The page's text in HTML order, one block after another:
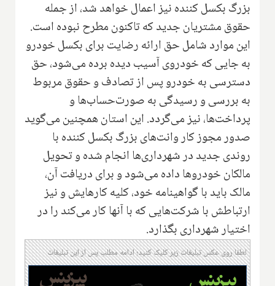
بزرگ بکسل ‌کننده نیز اعمال خواهد شد، از جمله
حقوق مشتریان جدید که تاکنون مطرح نبوده است.
این موارد شامل حق ارائه رضایت برای بکسل خودرو
به جایی که خودروی آسیب دیده برده می‌شود، حق
دسترسی به خودرو پس از تصادف و حقوق مربوط
به بررسی و رسیدگی به صورت‌حساب‌ها و
پرداخت‌ها، نیز می‌گردد. این استان همچنین می‌گوید
صدور مجوز کار وانت‌های بزرگ بکسل کننده با
روندی جدید در شهرداری‌ها انجام شده و تحویل
مالکان خودروها داده می‌شود و برای دریافت آن،
مالک باید با گواهینامه خود، کلیه کارهایش و نیز
ارتباطش با شرکت‌هایی که با آنها کار می‌کند را در
اختیار شهرداری بگذارد.
لطفا روی عکس تبلیغات زیر کلیک کنید؛ ادامه مطلب پس از این تبلیغات